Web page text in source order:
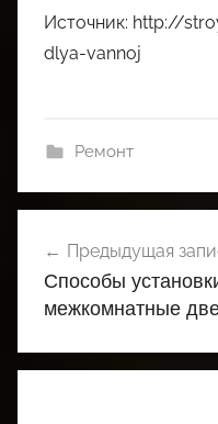
Источник: http://
dlya-vannoj
Ремонт
по
записям
Предыдущая
Способы
межкомнатные